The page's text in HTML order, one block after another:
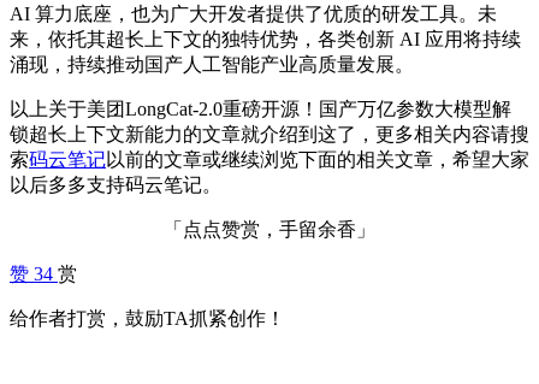
AI 算力底座，也为广大开发者提供了优质的研发工具。未
来，依托其超长上下文的独特优势，各类创新 AI 应用将持续
涌现，持续推动国产人工智能产业高质量发展。
以上关于美团LongCat-2.0重磅开源！国产万亿参数大模型解
锁超长上下文新能力的文章就介绍到这了，更多相关内容请搜
索码云笔记以前的文章或继续浏览下面的相关文章，希望大家
以后多多支持码云笔记。
「点点赞赏，手留余香」
赞 34 赏
给作者打赏，鼓励TA抓紧创作！